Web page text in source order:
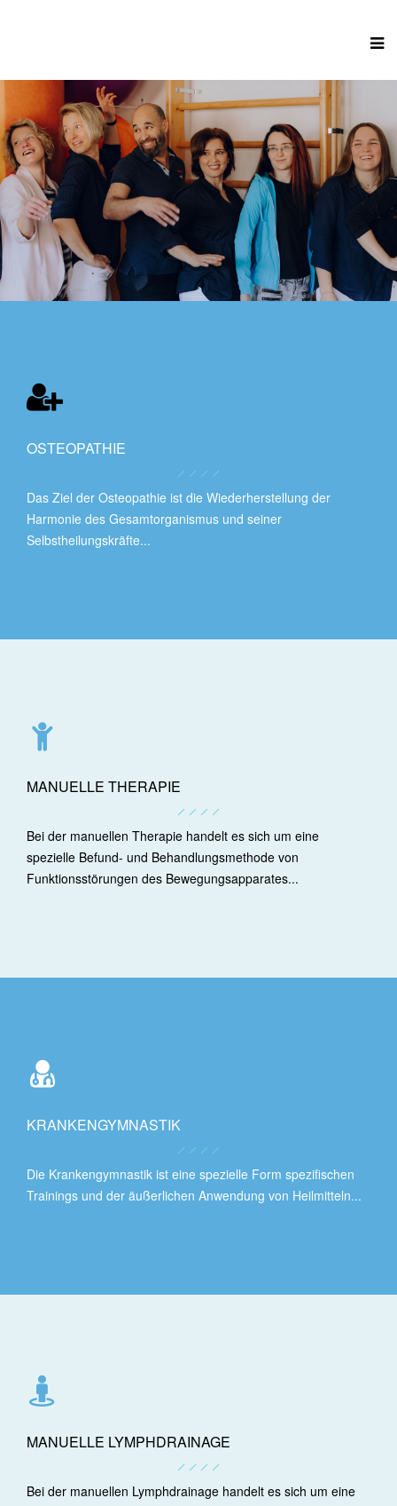
OSTEOPATHIE
Das Ziel der Osteopathie ist die Wiederherstellung der
Harmonie des Gesamtorganismus und seiner
Selbstheilungskräfte...
MANUELLE THERAPIE
Bei der manuellen Therapie handelt es sich um eine
spezielle Befund- und Behandlungsmethode von
Funktionsstörungen des Bewegungsapparates...
KRANKENGYMNASTIK
Die Krankengymnastik ist eine spezielle Form spezifischen
Trainings und der äußerlichen Anwendung von Heilmitteln...
MANUELLE LYMPHDRAINAGE
Bei der manuellen Lymphdrainage handelt es sich um eine